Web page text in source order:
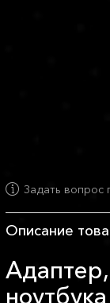
Задать вопрос
Описание